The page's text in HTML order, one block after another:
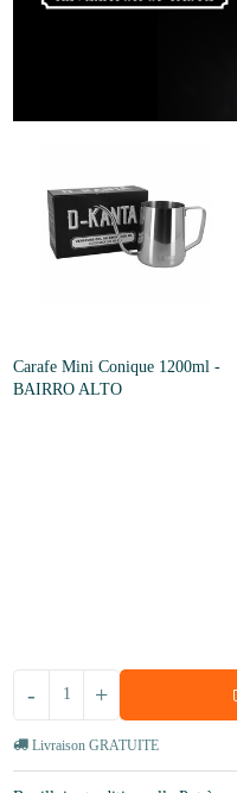
Carafe Mini Conique 1200ml -
BAIRRO ALTO
+
-
Livraison GRATUITE